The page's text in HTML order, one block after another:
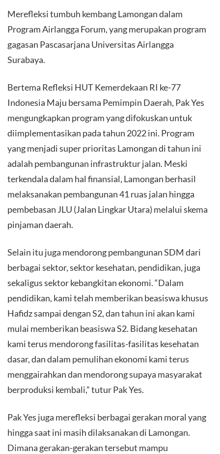
Merefleksi tumbuh kembang Lamongan dalam
Program Airlangga Forum, yang merupakan program
gagasan Pascasarjana Universitas Airlangga
Surabaya.
Bertema Refleksi HUT Kemerdekaan RI ke-77
Indonesia Maju bersama Pemimpin Daerah, Pak Yes
mengungkapkan program yang difokuskan untuk
diimplementasikan pada tahun 2022 ini. Program
yang menjadi super prioritas Lamongan di tahun ini
adalah pembangunan infrastruktur jalan. Meski
terkendala dalam hal finansial, Lamongan berhasil
melaksanakan pembangunan 41 ruas jalan hingga
pembebasan JLU (Jalan Lingkar Utara) melalui skema
pinjaman daerah.
Selain itu juga mendorong pembangunan SDM dari
berbagai sektor, sektor kesehatan, pendidikan, juga
sekaligus sektor kebangkitan ekonomi. “Dalam
pendidikan, kami telah memberikan beasiswa khusus
Hafidz sampai dengan S2, dan tahun ini akan kami
mulai memberikan beasiswa S2. Bidang kesehatan
kami terus mendorong fasilitas-fasilitas kesehatan
dasar, dan dalam pemulihan ekonomi kami terus
menggairahkan dan mendorong supaya masyarakat
berproduksi kembali,” tutur Pak Yes.
Pak Yes juga merefleksi berbagai gerakan moral yang
hingga saat ini masih dilaksanakan di Lamongan.
Dimana gerakan-gerakan tersebut mampu